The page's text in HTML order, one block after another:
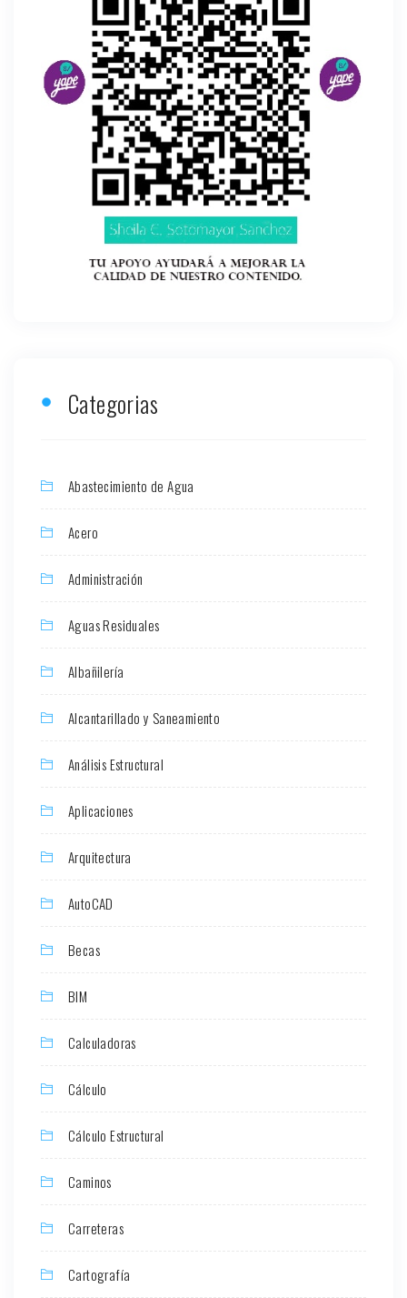
Categorias
Abastecimiento de Agua
Acero
Administración
Aguas Residuales
Albañilería
Alcantarillado y Saneamiento
Análisis Estructural
Aplicaciones
Arquitectura
AutoCAD
Becas
BIM
Calculadoras
Cálculo
Cálculo Estructural
Caminos
Carreteras
Cartografía